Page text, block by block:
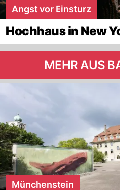
Angst vor Einsturz
Hochhaus in New
MEHR AUS
Münchenstein